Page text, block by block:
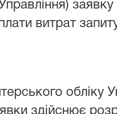
Управління)
витрат
обліку
здійснює